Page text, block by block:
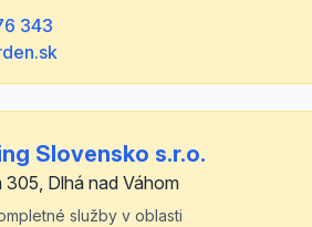
343
Slovensko s.r.o.
305, Dlhá nad Váhom
služby v oblasti